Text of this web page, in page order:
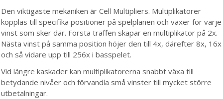
Den viktigaste mekaniken är Cell Multipliers. Multiplikatorer
kopplas till specifika positioner på spelplanen och växer för varje
vinst som sker där. Första träffen skapar en multiplikator på 2x.
Nästa vinst på samma position höjer den till 4x, därefter 8x, 16x
och så vidare upp till 256x i basspelet.
Vid längre kaskader kan multiplikatorerna snabbt växa till
betydande nivåer och förvandla små vinster till mycket större
utbetalningar.